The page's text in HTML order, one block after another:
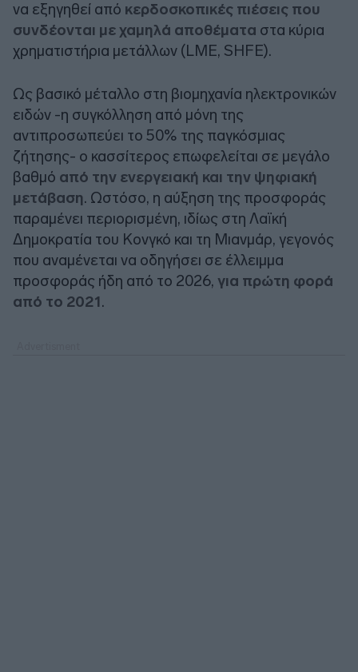
να εξηγηθεί από κερδοσκοπικές πιέσεις που
συνδέονται με χαμηλά αποθέματα στα κύρια
χρηματιστήρια μετάλλων (LME, SHFE).
Ως βασικό μέταλλο στη βιομηχανία ηλεκτρονικών
ειδών -η συγκόλληση από μόνη της
αντιπροσωπεύει το 50% της παγκόσμιας
ζήτησης- ο κασσίτερος επωφελείται σε μεγάλο
βαθμό από την ενεργειακή και την ψηφιακή
μετάβαση. Ωστόσο, η αύξηση της προσφοράς
παραμένει περιορισμένη, ιδίως στη Λαϊκή
Δημοκρατία του Κονγκό και τη Μιανμάρ, γεγονός
που αναμένεται να οδηγήσει σε έλλειμμα
προσφοράς ήδη από το 2026, για πρώτη φορά
από το 2021.